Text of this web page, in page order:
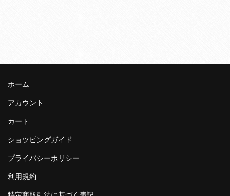
ホーム
アカウント
カート
ショツピングガイド
プライバシーポリシー
利用規約